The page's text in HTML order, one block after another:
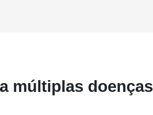
múltiplas doenças